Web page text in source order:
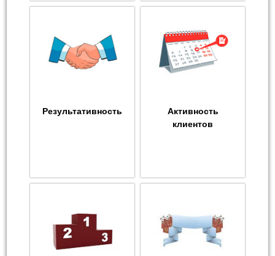
Результативность
Активность
клиентов